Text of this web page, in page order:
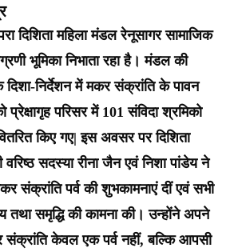
दिशिता महिला मंडल रेनूसागर सामाजिक
भूमिका निभाता रहा है। मंडल की
दिशा-निर्देशन में मकर संक्रांति के पावन
परिसर में 101 संविदा श्रमिको
किए गए| इस अवसर पर दिशिता
सदस्या रीना जैन एवं निशा पांडेय ने
संक्रांति पर्व की शुभकामनाएं दीं एवं सभी
समृद्धि की कामना की। उन्होंने अपने
संक्रांति केवल एक पर्व नहीं, बल्कि आपसी